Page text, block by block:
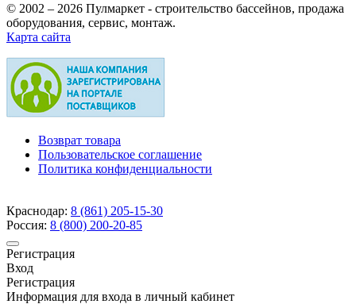
© 2002 – 2026 Пулмаркет - строительство бассейнов, продажа
оборудования, сервис, монтаж.
Карта сайта
Возврат товара
Пользовательское соглашение
Политика конфиденциальности
Краснодар: 8 (861) 205-15-30
Россия: 8 (800) 200-20-85
Регистрация
Вход
Регистрация
Информация для входа в личный кабинет